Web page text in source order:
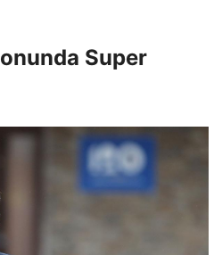
Super